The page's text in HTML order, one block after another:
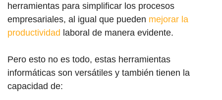
herramientas para simplificar los procesos
empresariales, al igual que pueden mejorar la
productividad laboral de manera evidente.
Pero esto no es todo, estas herramientas
informáticas son versátiles y también tienen la
capacidad de: